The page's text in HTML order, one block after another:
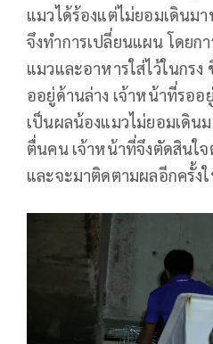
แมวได้ร้องแต่ไม่ยอมเดินม
จึงทำการเปลี่ยนแผน โดยก
แมวและอาหารใส่ไว้ในกรง
ออยู่ด้านล่าง เจ้าหน้าที่รอ
เป็นผลน้องแมวไม่ยอมเดิน
ตื่นคน เจ้าหน้าที่จึงตัดสินใจ
และจะมาติดตามผลอีกครั้ง